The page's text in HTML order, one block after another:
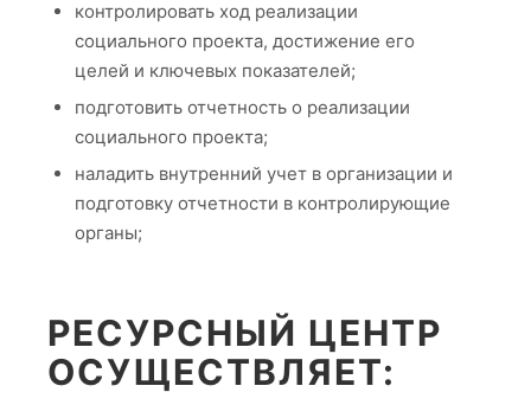
контролировать ход реализации
социального проекта, достижение его
целей и ключевых показателей;
подготовить отчетность о реализации
социального проекта;
наладить внутренний учет в организации и
подготовку отчетности в контролирующие
органы;
РЕСУРСНЫЙ ЦЕНТР
ОСУЩЕСТВЛЯЕТ: